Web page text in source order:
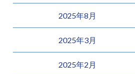
2025年8月
2025年3月
2025年2月